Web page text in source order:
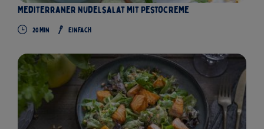
Mediterraner Nudelsalat mit Pestocreme
20Min Einfach